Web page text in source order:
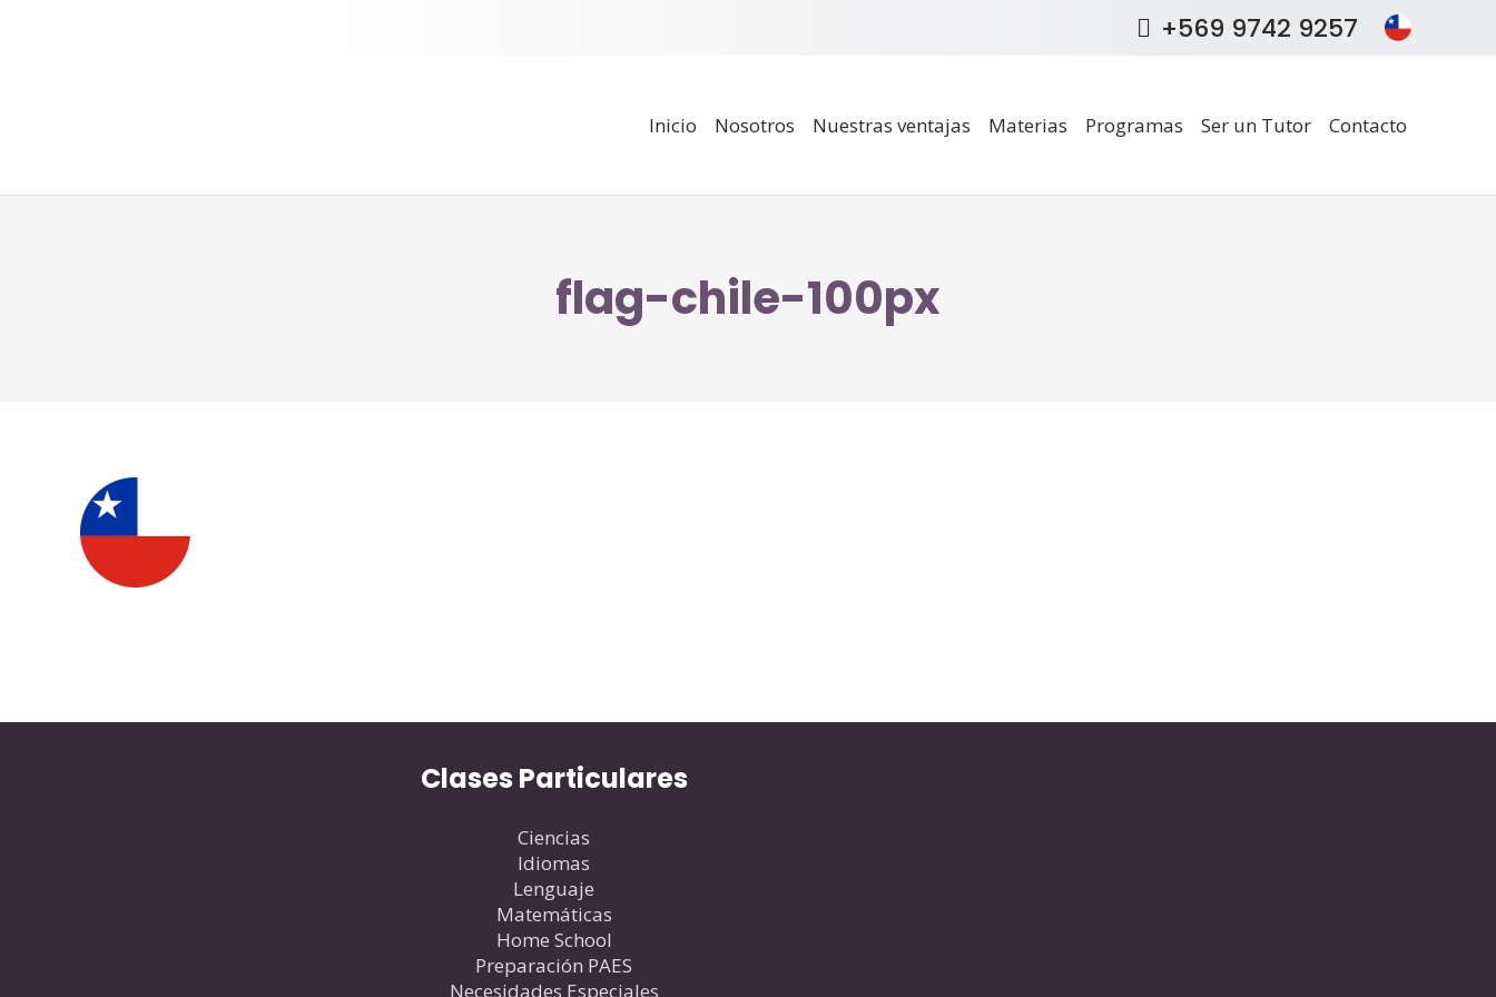
+569 9742 9257
Inicio Nosotros Nuestras ventajas Materias Programas Ser un Tutor Contacto
flag-chile-100px
Clases Particulares
Ciencias
Idiomas
Lenguaje
Matemáticas
Home School
Preparación PAES
Necesidades Especiales